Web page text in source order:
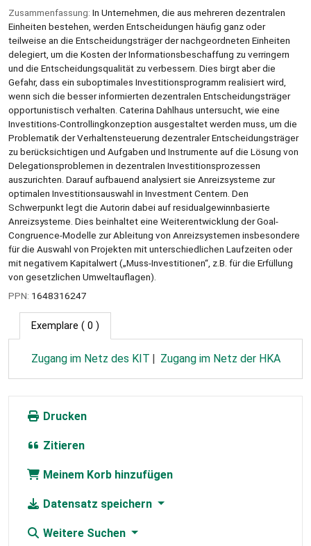
Zusammenfassung: In Unternehmen, die aus mehreren dezentralen
Einheiten bestehen, werden Entscheidungen häufig ganz oder
teilweise an die Entscheidungsträger der nachgeordneten Einheiten
delegiert, um die Kosten der Informationsbeschaffung zu verringern
und die Entscheidungsqualität zu verbessern. Dies birgt aber die
Gefahr, dass ein suboptimales Investitionsprogramm realisiert wird,
wenn sich die besser informierten dezentralen Entscheidungsträger
opportunistisch verhalten. Caterina Dahlhaus untersucht, wie eine
Investitions-Controllingkonzeption ausgestaltet werden muss, um die
Problematik der Verhaltensteuerung dezentraler Entscheidungsträger
zu berücksichtigen und Aufgaben und Instrumente auf die Lösung von
Delegationsproblemen in dezentralen Investitionsprozessen
auszurichten. Darauf aufbauend analysiert sie Anreizsysteme zur
optimalen Investitionsauswahl in Investment Centern. Den
Schwerpunkt legt die Autorin dabei auf residualgewinnbasierte
Anreizsysteme. Dies beinhaltet eine Weiterentwicklung der Goal-
Congruence-Modelle zur Ableitung von Anreizsystemen insbesondere
für die Auswahl von Projekten mit unterschiedlichen Laufzeiten oder
mit negativem Kapitalwert („Muss-Investitionen“, z.B. für die Erfüllung
von gesetzlichen Umweltauflagen).
PPN: 1648316247
Exemplare ( 0 )
Zugang im Netz des KIT Zugang im Netz der HKA
Drucken
Zitieren
Meinem Korb hinzufügen
Datensatz speichern
Weitere Suchen